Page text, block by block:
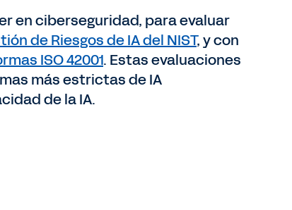
en ciberseguridad, para evaluar
de Riesgos de IA del NIST, y con
ISO 42001. Estas evaluaciones
más estrictas de IA
de la IA.